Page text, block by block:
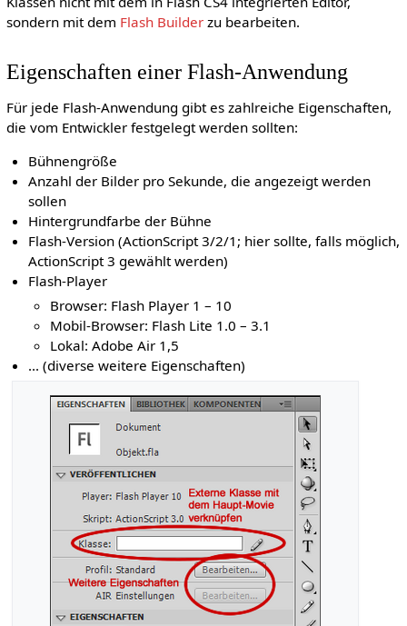
sondern mit dem Flash Builderzu bearbeiten.
Eigenschaften einer Flash-Anwendung
Für jede Flash-Anwendung gibt es zahlreiche Eigenschaften,
die vom Entwickler festgelegt werden sollten:
Bühnengröße
Anzahl der Bilder pro Sekunde, die angezeigt werden
sollen
Hintergrundfarbe der Bühne
Flash-Version (ActionScript 3/2/1; hier sollte, falls möglich,
ActionScript 3 gewählt werden)
Flash-Player
Browser: Flash Player 1 – 10
Mobil-Browser: Flash Lite 1.0 – 3.1
Lokal: Adobe Air 1,5
... (diverse weitere Eigenschaften)